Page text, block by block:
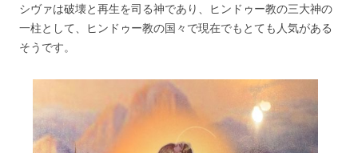
シヴァは破壊と再生を司る神であり、ヒンドゥー教の三大神の
一柱として、ヒンドゥー教の国々で現在でもとても人気がある
そうです。